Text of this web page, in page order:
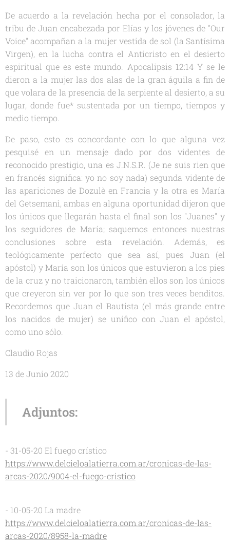
De acuerdo a la revelación hecha por el consolador, la
tribu de Juan encabezada por Elías y los jóvenes de "Our
Voice" acompañan a la mujer vestida de sol (la Santísima
Virgen), en la lucha contra el Anticristo en el desierto
espiritual que es este mundo. Apocalipsis 12:14 Y se le
dieron a la mujer las dos alas de la gran águila a fin de
que volara de la presencia de la serpiente al desierto, a su
lugar, donde fue* sustentada por un tiempo, tiempos y
medio tiempo.
De paso, esto es concordante con lo que alguna vez
pesquisé en un mensaje dado por dos videntes de
reconocido prestigio, una es J.N.S.R. (Je ne suis rien que
en francés significa: yo no soy nada) segunda vidente de
las apariciones de Dozulè en Francia y la otra es María
del Getsemanì, ambas en alguna oportunidad dijeron que
los únicos que llegarán hasta el final son los "Juanes" y
los seguidores de María; saquemos entonces nuestras
conclusiones sobre esta revelación. Además, es
teológicamente perfecto que sea así, pues Juan (el
apóstol) y María son los únicos que estuvieron a los pies
de la cruz y no traicionaron, también ellos son los únicos
que creyeron sin ver por lo que son tres veces benditos.
Recordemos que Juan el Bautista (el más grande entre
los nacidos de mujer) se unifico con Juan el apóstol,
como uno sólo.
Claudio Rojas
13 de Junio 2020
Adjuntos:
- 31-05-20 El fuego crístico
https://www.delcieloalatierra.com.ar/cronicas-de-las-
arcas-2020/9004-el-fuego-cristico
- 10-05-20 La madre
https://www.delcieloalatierra.com.ar/cronicas-de-las-
arcas-2020/8958-la-madre